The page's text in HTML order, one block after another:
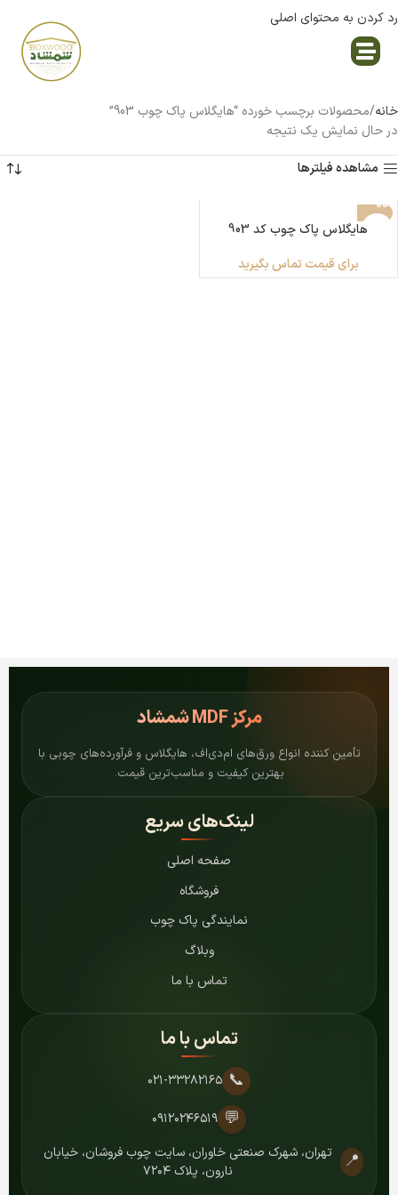
رد کردن به محتوای اصلی
خانه محصولات برچسب خورده “هایگلاس پاک چوب 903”
در حال نمایش یک نتیجه
مشاهده فیلترها
هایگلاس پاک چوب کد 903
برای قیمت تماس بگیرید
مرکزMDF شمشاد
تأمین کننده انواع ورق‌های ام‌دی‌اف، هایگلاس و فرآورده‌های چوبی با
بهترین کیفیت و مناسب‌ترین قیمت.
لینک‌های سریع
صفحه اصلی
فروشگاه
نمایندگی پاک چوب
وبلاگ
تماس با ما
تماس با ما
📞 ۰۲۱-۳۳۲۸۲۱۶۵
💬 ۰۹۱۲۰۲۴۶۵۱۹
📍
تهران، شهرک صنعتی خاوران، سایت چوب فروشان، خیابان
نارون، پلاک ۷۲۰۴